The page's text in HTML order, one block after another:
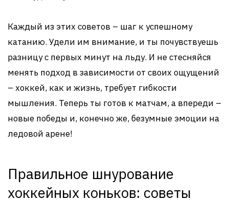
Каждый из этих советов – шаг к успешному
катанию. Удели им внимание, и ты почувствуешь
разницу с первых минут на льду. И не стесняйся
менять подход в зависимости от своих ощущений
– хоккей, как и жизнь, требует гибкости
мышления. Теперь ты готов к матчам, а впереди –
новые победы и, конечно же, безумные эмоции на
ледовой арене!
Правильное шнурование
хоккейных коньков: советы